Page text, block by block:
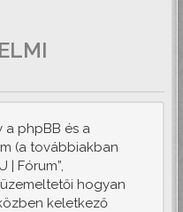
a phpBB és a
(a továbbiakban
| Fórum”,
hogyan
keletkező